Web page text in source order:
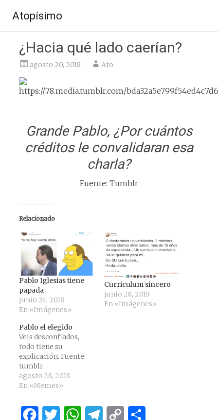
contenido
Atopísimo
¿Hacia qué lado caerían?
agosto 20, 2018 Ato
Grande Pablo, ¿Por cuántos
créditos le convalidaran esa
charla?
Fuente: Tumblr
Relacionado
Pablo Iglesias tiene
papada
junio 24, 2018
En «Imágenes»
Curriculum sincero
junio 28, 2019
En «Imágenes»
Pablo el elegido
Veis desconfiados,
todo tiene su
explicación. Fuente:
tumblr
agosto 28, 2018
En «Memes»
FacebookTwitter WhatsAppTelegram
Copy